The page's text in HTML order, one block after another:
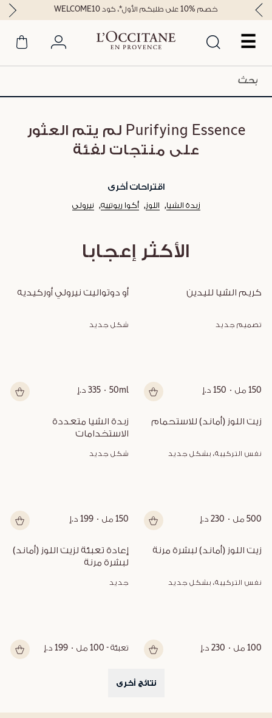
☰
خصم %10 على طلبكم الأول*، كود WELCOME10
Purifying Essence لم يتم العثور
على منتجات لفئة
اقتراحات أخرى
زبدة الشيا اللوز أكوا ريوتييه نيرولي
الأكثر إعجابا
كريم الشيا لليدين
تصميم جديد
150 مل 150 د.إ
أو دوتواليت نيرولي أوركيديه
شكل جديد
50ml 335 د.إ
زيت اللوز (أماند) للاستحمام
نفس التركيبة، بشكل جديد
500 مل 230 د.إ
الاستخدامات
شكل جديد
150 مل 199 د.إ
زيت اللوز (أماند) لبشرة مرنة
نفس التركيبة، بشكل جديد
100 مل 230 د.إ
لبشرة مرنة
جديد
تعبئة - 100 مل 199 د.إ
نتائج أخرى